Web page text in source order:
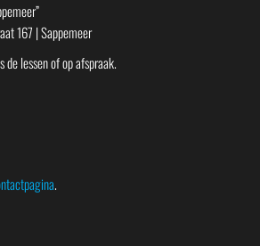
167 | Sappemeer
de lessen of op afspraak.
.